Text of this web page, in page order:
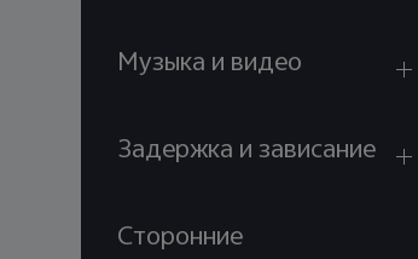
Музыка и видео
Задержка и зависание
Сторонние